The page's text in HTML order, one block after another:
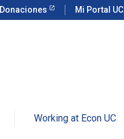
Donaciones Mi Portal UC
Working at Econ UC